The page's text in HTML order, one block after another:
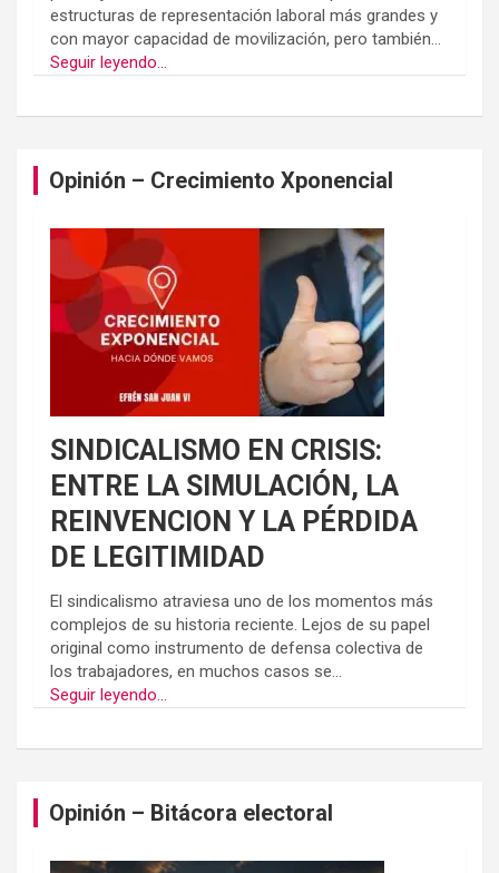
estructuras de representación laboral más grandes y
con mayor capacidad de movilización, pero también...
Seguir leyendo...
Opinión – Crecimiento Xponencial
SINDICALISMO EN CRISIS:
ENTRE LA SIMULACIÓN, LA
REINVENCION Y LA PÉRDIDA
DE LEGITIMIDAD
El sindicalismo atraviesa uno de los momentos más
complejos de su historia reciente. Lejos de su papel
original como instrumento de defensa colectiva de
los trabajadores, en muchos casos se...
Seguir leyendo...
Opinión – Bitácora electoral